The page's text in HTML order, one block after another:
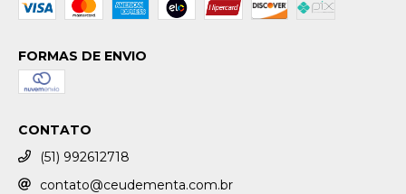
FORMAS DE ENVIO
CONTATO
(51) 992612718
contato@ceudementa.com.br